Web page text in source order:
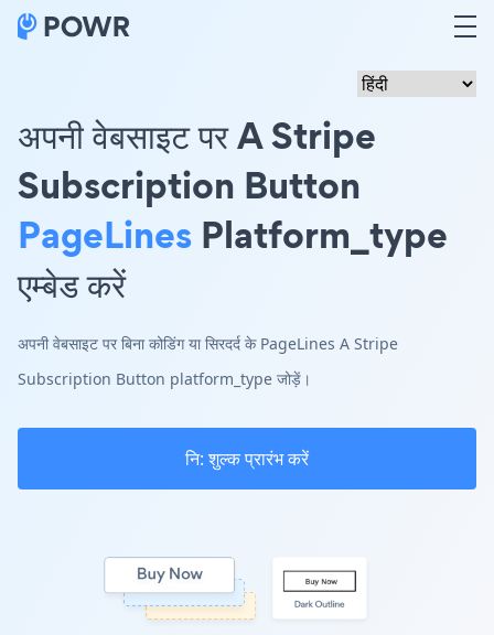
अपनी वेबसाइट पर A Stripe
Subscription Button
PageLines Platform_type
एम्बेड करें
अपनी वेबसाइट पर बिना कोडिंग या सिरदर्द के PageLines A Stripe
Subscription Button platform_type जोड़ें।
नि: शुल्क प्रारंभ करें